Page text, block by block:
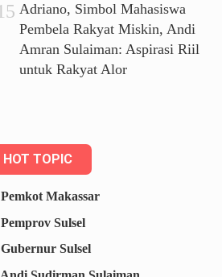
Adriano, Simbol Mahasiswa
Pembela Rakyat Miskin, Andi
Amran Sulaiman: Aspirasi Riil
untuk Rakyat Alor
HOT TOPIC
Pemkot Makassar
Pemprov Sulsel
Gubernur Sulsel